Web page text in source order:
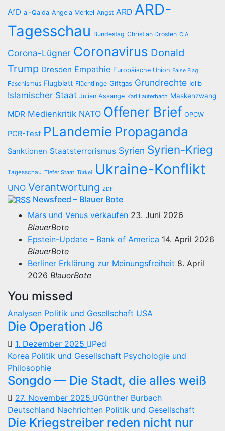
AfD al-Qaida Angela Merkel Angst ARD ARD-
Tagesschau Bundestag Christian Drosten CIA
Corona-Lügner Coronavirus Donald
Trump Dresden Empathie Europäische Union False Flag
Faschismus Flugblatt Flüchtlinge Giftgas Grundrechte Idlib
Islamischer Staat Julian Assange Karl Lauterbach Maskenzwang
MDR Medienkritik NATO Offener Brief OPCW
PCR-Test PLandemie Propaganda
Sanktionen Staatsterrorismus Syrien Syrien-Krieg
Tagesschau Tiefer Staat Türkei Ukraine-Konflikt
UNO Verantwortung ZDF
Newsfeed – Blauer Bote
Mars und Venus verkaufen 23. Juni 2026
BlauerBote
Epstein-Update – Bank of America 14. April 2026
BlauerBote
Berliner Erklärung zur Meinungsfreiheit 8. April
2026 BlauerBote
You missed
Analysen Politik und Gesellschaft USA
Die Operation J6
1. Dezember 2025
Ped
Korea Politik und Gesellschaft Psychologie und
Philosophie
Songdo — Die Stadt, die alles weiß
27. November 2025
Günther Burbach
Deutschland Nachrichten Politik und Gesellschaft
Die Kriegstreiber reden nicht nur